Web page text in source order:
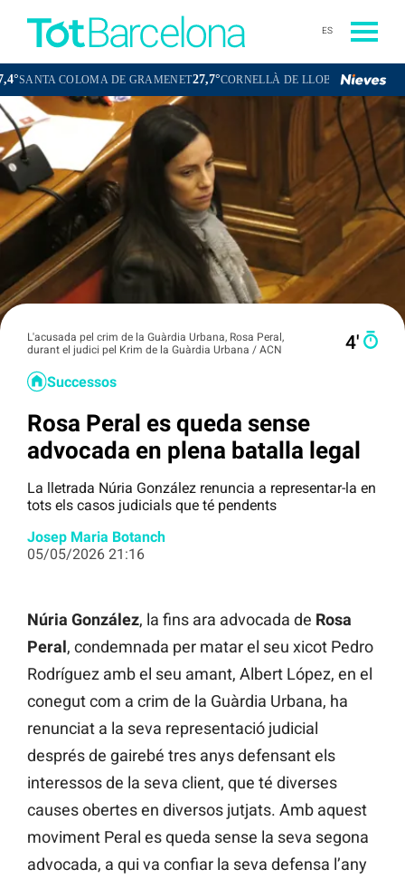
ES
COLOMA DE GRAMENET27,7°CORNELLÀ DE LLOBREGAT26,9°SANT BOI
L'acusada pel crim de la Guàrdia Urbana, Rosa Peral,
durant el judici pel Krim de la Guàrdia Urbana / ACN
4′
Successos
Rosa Peral es queda sense
advocada en plena batalla legal
La lletrada Núria González renuncia a representar-la en
tots els casos judicials que té pendents
Josep Maria Botanch
05/05/2026 21:16
Núria González, la fins ara advocada de Rosa
Peral, condemnada per matar el seu xicot Pedro
Rodríguez amb el seu amant, Albert López, en el
conegut com a crim de la Guàrdia Urbana, ha
renunciat a la seva representació judicial
després de gairebé tres anys defensant els
interessos de la seva client, que té diverses
causes obertes en diversos jutjats. Amb aquest
moviment Peral es queda sense la seva segona
advocada, a qui va confiar la seva defensa l’any